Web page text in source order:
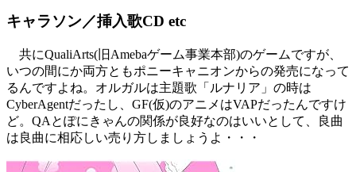
キャラソン／挿入歌CD etc
共にQualiArts(旧Amebaゲーム事業本部)のゲームですが、
いつの間にか両方ともポニーキャニオンからの発売になって
るんですよね。オルガルは主題歌「ルナリア」の時は
CyberAgentだったし、GF(仮)のアニメはVAPだったんですけ
ど。QAとぽにきゃんの関係が良好なのはいいとして、良曲
は良曲に相応しい売り方しましょうよ・・・